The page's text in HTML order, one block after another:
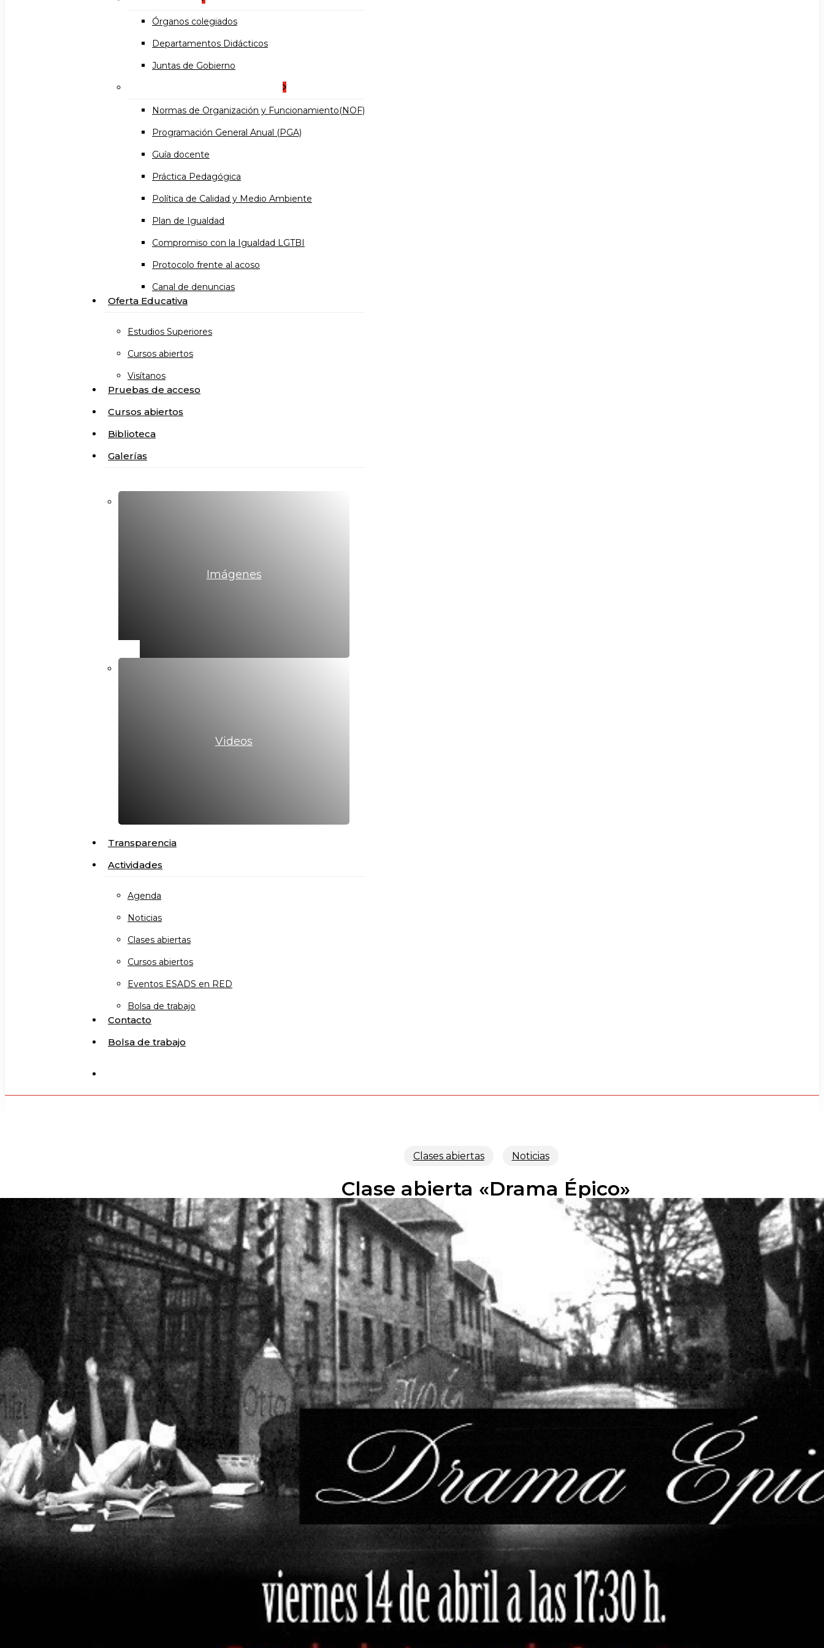
Órganos colegiados
Departamentos Didácticos
Juntas de Gobierno
Normas de Organización y Funcionamiento(NOF)
Programación General Anual (PGA)
Guía docente
Práctica Pedagógica
Política de Calidad y Medio Ambiente
Plan de Igualdad
Compromiso con la Igualdad LGTBI
Protocolo frente al acoso
Canal de denuncias
Oferta Educativa
Estudios Superiores
Cursos abiertos
Visítanos
Pruebas de acceso
Cursos abiertos
Biblioteca
Galerías
Imágenes
Videos
Transparencia
Actividades
Agenda
Noticias
Clases abiertas
Cursos abiertos
Eventos ESADS en RED
Bolsa de trabajo
Contacto
Bolsa de trabajo
Clases abiertas Noticias
Clase abierta «Drama Épico»